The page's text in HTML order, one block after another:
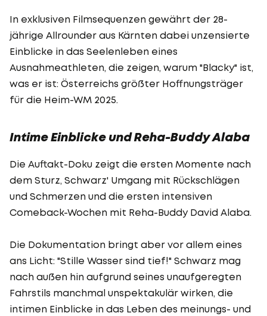
In exklusiven Filmsequenzen gewährt der 28-
jährige Allrounder aus Kärnten dabei unzensierte
Einblicke in das Seelenleben eines
Ausnahmeathleten, die zeigen, warum "Blacky" ist,
was er ist: Österreichs größter Hoffnungsträger
für die Heim-WM 2025.
Intime Einblicke und Reha-Buddy Alaba
Die Auftakt-Doku zeigt die ersten Momente nach
dem Sturz, Schwarz' Umgang mit Rückschlägen
und Schmerzen und die ersten intensiven
Comeback-Wochen mit Reha-Buddy David Alaba.
Die Dokumentation bringt aber vor allem eines
ans Licht: "Stille Wasser sind tief!" Schwarz mag
nach außen hin aufgrund seines unaufgeregten
Fahrstils manchmal unspektakulär wirken, die
intimen Einblicke in das Leben des meinungs- und